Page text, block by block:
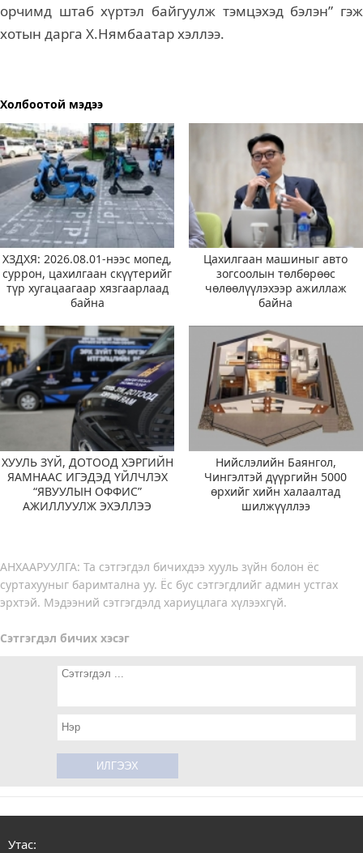
орчимд штаб хүртэл байгуулж тэмцэхэд бэлэн” гэж
хотын дарга Х.Нямбаатар хэллээ.
Холбоотой мэдээ
ХЗДХЯ: 2026.08.01-нээс мопед,
суррон, цахилгаан скүүтерийг
түр хугацаагаар хязгаарлаад
байна
Цахилгаан машиныг авто
зогсоолын төлбөрөөс
чөлөөлүүлэхээр ажиллаж
байна
ХУУЛЬ ЗҮЙ, ДОТООД ХЭРГИЙН
ЯАМНААС ИГЭДЭД ҮЙЛЧЛЭХ
“ЯВУУЛЫН ОФФИС”
АЖИЛЛУУЛЖ ЭХЭЛЛЭЭ
Нийслэлийн Баянгол,
Чингэлтэй дүүргийн 5000
өрхийг хийн халаалтад
шилжүүллээ
АНХААРУУЛГА: Та сэтгэгдэл бичихдээ хууль зүйн болон ёс
суртахууныг баримтална уу. Ёс бус сэтгэгдлийг админ устгах
эрхтэй. Мэдээний сэтгэгдэлд хариуцлага хүлээхгүй.
Сэтгэгдэл бичих хэсэг
Утас: